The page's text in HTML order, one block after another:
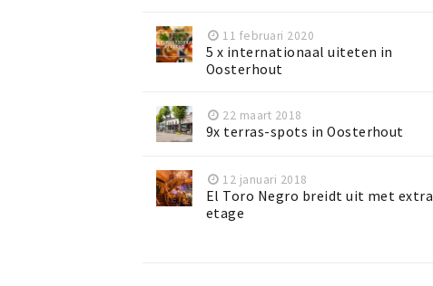
11 februari 2020
5 x internationaal uiteten in
Oosterhout
22 maart 2018
9x terras-spots in Oosterhout
12 januari 2018
El Toro Negro breidt uit met extra
etage